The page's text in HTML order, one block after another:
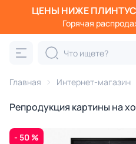
ЦЕНЫ НИЖЕ
Горячая
Главная Интернет-магазин
Репродукция картины на
- 50 %